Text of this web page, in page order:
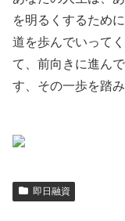
を明るくするため
道を歩んでいって
て、前向きに進ん
す、その一歩を踏
即日融資